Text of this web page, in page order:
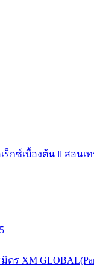
เร็กซ์เบื้องต้น ll สอน
XM